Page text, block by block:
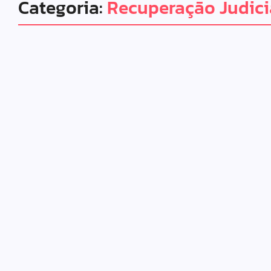
Categoria: Recuperação